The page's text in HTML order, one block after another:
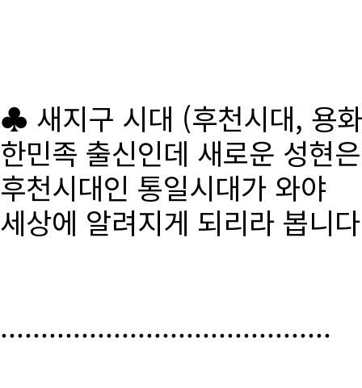
♣ 새지구 시대 (후천시대, 용
한민족 출신인데 새로운 성현
후천시대인 통일시대가 와야
세상에 알려지게 되리라 봅니
.........................................